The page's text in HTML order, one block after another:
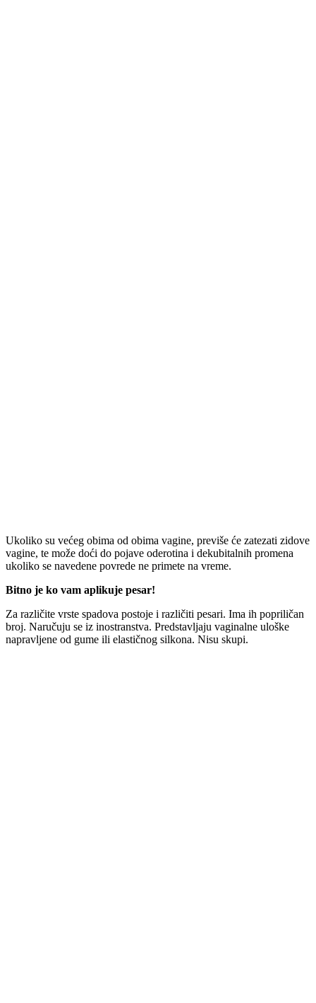
Ukoliko su većeg obima od obima vagine, previše će zatezati zidove
vagine, te može doći do pojave oderotina i dekubitalnih promena
ukoliko se navedene povrede ne primete na vreme.
Bitno je ko vam aplikuje pesar!
Za različite vrste spadova postoje i različiti pesari. Ima ih popriličan
broj. Naručuju se iz inostranstva. Predstavljaju vaginalne uloške
napravljene od gume ili elastičnog silkona. Nisu skupi.